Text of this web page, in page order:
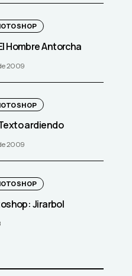
Hombre Antorcha
2009
ardiendo
2009
Jirarbol